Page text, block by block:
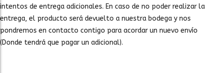
intentos de entrega adicionales. En caso de no poder realizar la
entrega, el producto será devuelto a nuestra bodega y nos
pondremos en contacto contigo para acordar un nuevo envío
(Donde tendrá que pagar un adicional).